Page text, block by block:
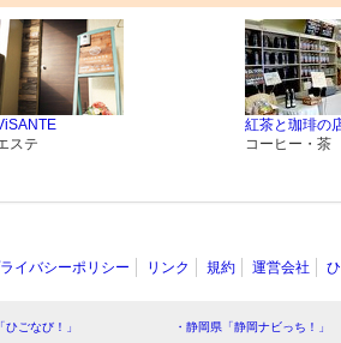
ステ
紅茶と珈琲の
コーヒー・茶
イバシーポリシー リンク 規約 運営会社
ひごなび！」 ・静岡県「静岡ナビっち！」